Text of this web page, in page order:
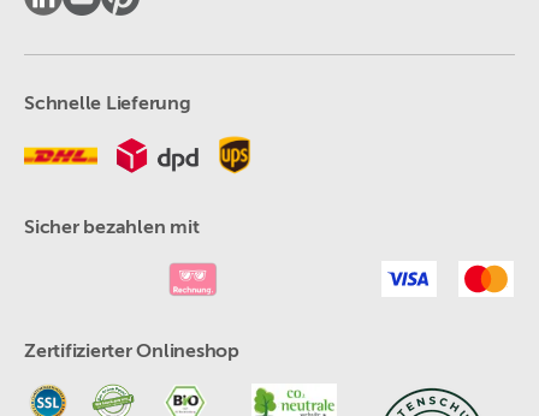
Schnelle Lieferung
Sicher bezahlen mit
Zertifizierter Onlineshop